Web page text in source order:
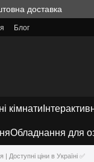
доставка
Блог
кімнати
Обладнання для
| Доступні ціни в Україні ✅